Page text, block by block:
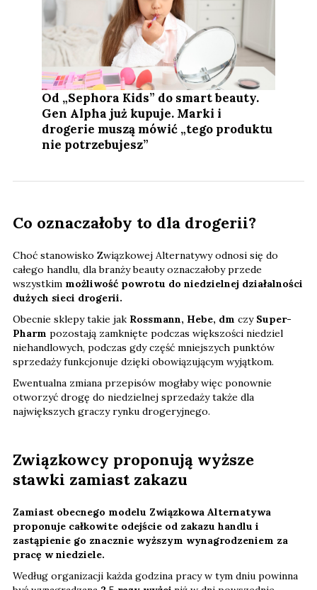
Od „Sephora Kids” do smart beauty.
Gen Alpha już kupuje. Marki i
drogerie muszą mówić „tego produktu
nie potrzebujesz”
Co oznaczałoby to dla drogerii?
Choć stanowisko Związkowej Alternatywy odnosi się do
całego handlu, dla branży beauty oznaczałoby przede
wszystkim możliwość powrotu do niedzielnej działalności
dużych sieci drogerii.
Obecnie sklepy takie jak Rossmann, Hebe, dm czy Super-
Pharm pozostają zamknięte podczas większości niedziel
niehandlowych, podczas gdy część mniejszych punktów
sprzedaży funkcjonuje dzięki obowiązującym wyjątkom.
Ewentualna zmiana przepisów mogłaby więc ponownie
otworzyć drogę do niedzielnej sprzedaży także dla
największych graczy rynku drogeryjnego.
Związkowcy proponują wyższe
stawki zamiast zakazu
Zamiast obecnego modelu Związkowa Alternatywa
proponuje całkowite odejście od zakazu handlu i
zastąpienie go znacznie wyższym wynagrodzeniem za
pracę w niedziele.
Według organizacji każda godzina pracy w tym dniu powinna